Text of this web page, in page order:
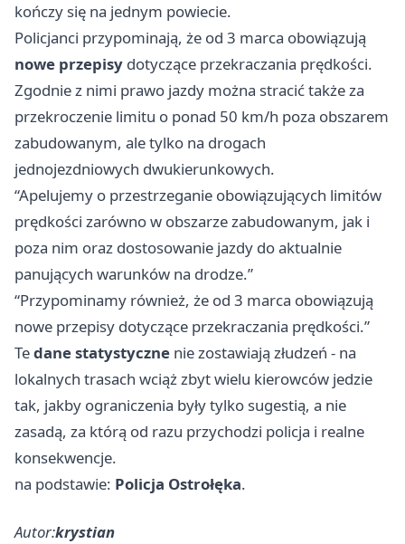
kończy się na jednym powiecie.
Policjanci przypominają, że od 3 marca obowiązują
nowe przepisy dotyczące przekraczania prędkości.
Zgodnie z nimi prawo jazdy można stracić także za
przekroczenie limitu o ponad 50 km/h poza obszarem
zabudowanym, ale tylko na drogach
jednojezdniowych dwukierunkowych.
“Apelujemy o przestrzeganie obowiązujących limitów
prędkości zarówno w obszarze zabudowanym, jak i
poza nim oraz dostosowanie jazdy do aktualnie
panujących warunków na drodze.”
“Przypominamy również, że od 3 marca obowiązują
nowe przepisy dotyczące przekraczania prędkości.”
Tedane statystyczne nie zostawiają złudzeń - na
lokalnych trasach wciąż zbyt wielu kierowców jedzie
tak, jakby ograniczenia były tylko sugestią, a nie
zasadą, za którą od razu przychodzi policja i realne
konsekwencje.
na podstawie: Policja Ostrołęka.
Autor:krystian